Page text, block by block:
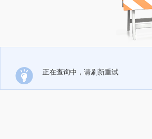
正在查询中，请刷新重试